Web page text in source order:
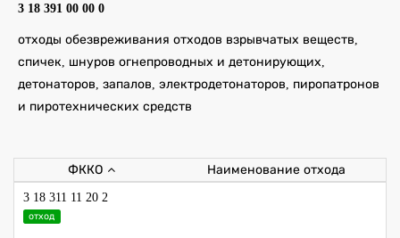
3 18 391 00 00 0
отходы обезвреживания отходов взрывчатых веществ,
спичек, шнуров огнепроводных и детонирующих,
детонаторов, запалов, электродетонаторов, пиропатронов
и пиротехнических средств
ФККО Наименование отхода
3 18 311 11 20 2
отход